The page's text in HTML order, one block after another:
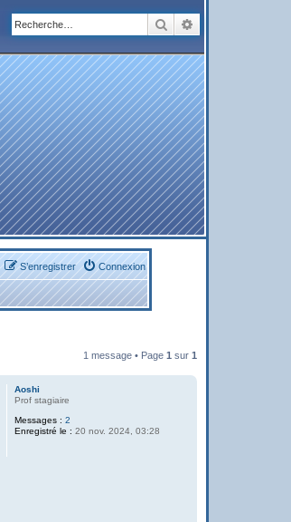
Rechercher
Connexion
S’enregistrer
1 message • Page 1 sur 1
Aoshi
Prof stagiaire
Messages : 2
Enregistré le : 20 nov. 2024, 03:28